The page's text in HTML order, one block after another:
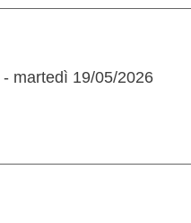
martedì 19/05/2026